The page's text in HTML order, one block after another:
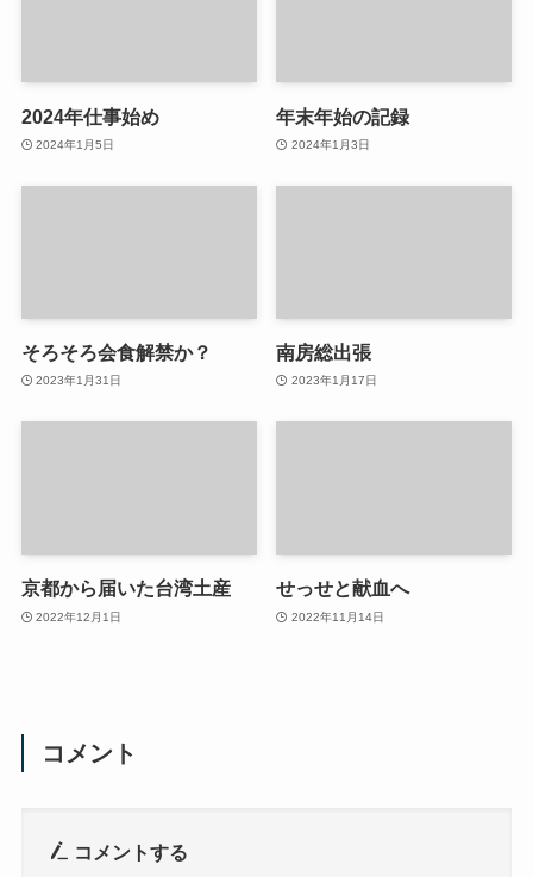
2024年仕事始め
2024年1月5日
年末年始の記録
2024年1月3日
そろそろ会食解禁か？
2023年1月31日
南房総出張
2023年1月17日
京都から届いた台湾土産
2022年12月1日
せっせと献血へ
2022年11月14日
コメント
コメントする